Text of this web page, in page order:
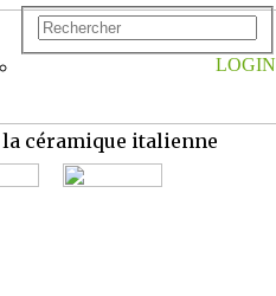
céramique italienne
LOGIN